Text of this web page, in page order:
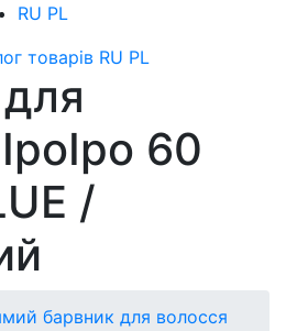
RU PL
товарів RU PL
60
/
барвник для волосся